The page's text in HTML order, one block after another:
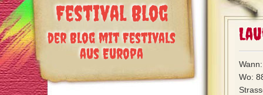
Festival Blog
der Blog mit Festivals
aus Europa
Wo: